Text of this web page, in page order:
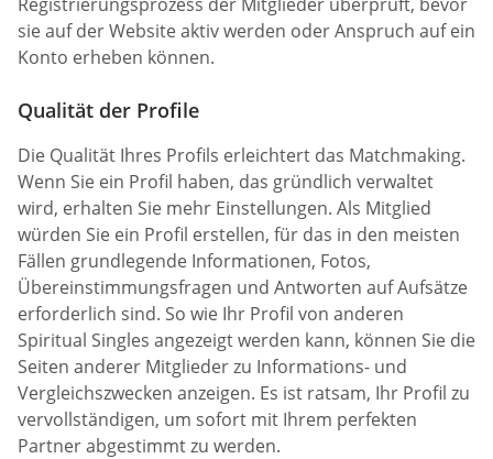
sie auf der Website aktiv werden oder Anspruch auf ein
Konto erheben können.
Qualität der Profile
Die Qualität Ihres Profils erleichtert das Matchmaking.
Wenn Sie ein Profil haben, das gründlich verwaltet
wird, erhalten Sie mehr Einstellungen. Als Mitglied
würden Sie ein Profil erstellen, für das in den meisten
Fällen grundlegende Informationen, Fotos,
Übereinstimmungsfragen und Antworten auf Aufsätze
erforderlich sind. So wie Ihr Profil von anderen
Spiritual Singles angezeigt werden kann, können Sie die
Seiten anderer Mitglieder zu Informations- und
Vergleichszwecken anzeigen. Es ist ratsam, Ihr Profil zu
vervollständigen, um sofort mit Ihrem perfekten
Partner abgestimmt zu werden.